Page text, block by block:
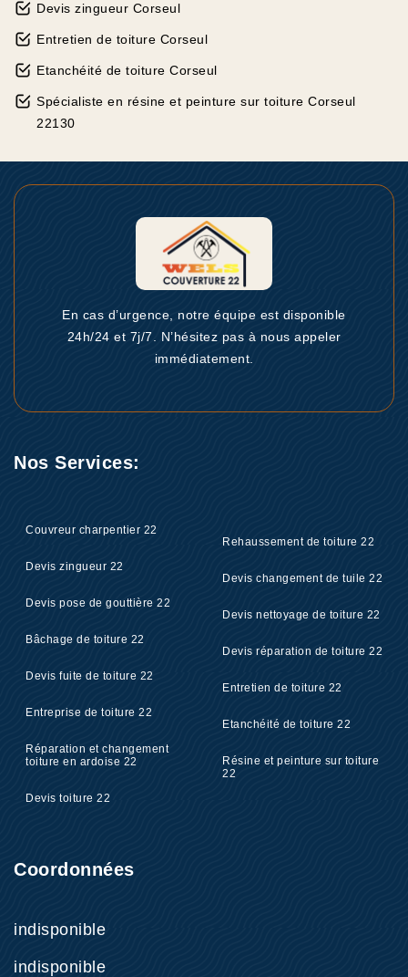
Devis zingueur Corseul
Entretien de toiture Corseul
Etanchéité de toiture Corseul
Spécialiste en résine et peinture sur toiture Corseul
22130
En cas d’urgence, notre équipe est disponible
24h/24 et 7j/7. N’hésitez pas à nous appeler
immédiatement.
Nos Services:
Couvreur charpentier 22
Devis zingueur 22
Devis pose de gouttière 22
Bâchage de toiture 22
Devis fuite de toiture 22
Entreprise de toiture 22
Réparation et changement
toiture en ardoise 22
Devis toiture 22
Rehaussement de toiture 22
Devis changement de tuile 22
Devis nettoyage de toiture 22
Devis réparation de toiture 22
Entretien de toiture 22
Etanchéité de toiture 22
Résine et peinture sur toiture
22
Coordonnées
indisponible
indisponible